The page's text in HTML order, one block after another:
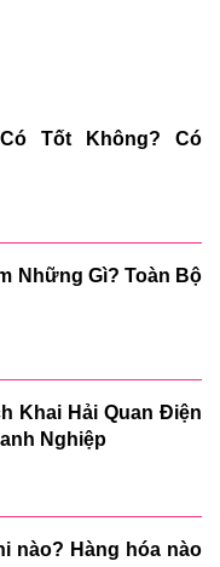
Có Tốt Không? Có
Những Gì? Toàn Bộ
Khai Hải Quan Điện
Nghiệp
nào? Hàng hóa nào